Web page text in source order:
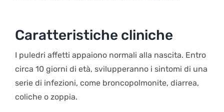
Caratteristiche cliniche
I puledri affetti appaiono normali alla nascita. Entro
circa 10 giorni di età, svilupperanno i sintomi di una
serie di infezioni, come broncopolmonite, diarrea,
coliche o zoppia.